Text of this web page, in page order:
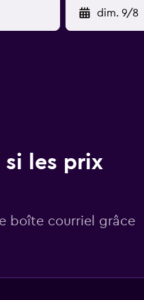
les prix
boîte courriel grâce